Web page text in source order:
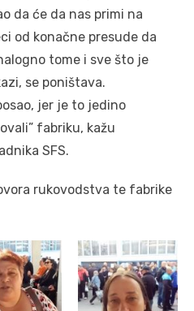
da će da nas primi na
od konačne presude da
tome i sve što je
se poništava.
jer je to jedino
fabriku, kažu
SFS.
rukovodstva te fabrike